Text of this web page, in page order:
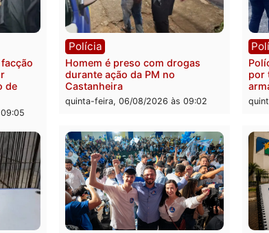
trio na
09:28
Polícia
Jovem é encontrado morto na
Rua dos Cravos e caso é
investigado pela polícia em RO
quinta-feira, 06/08/2026 às 09:26
Polícia